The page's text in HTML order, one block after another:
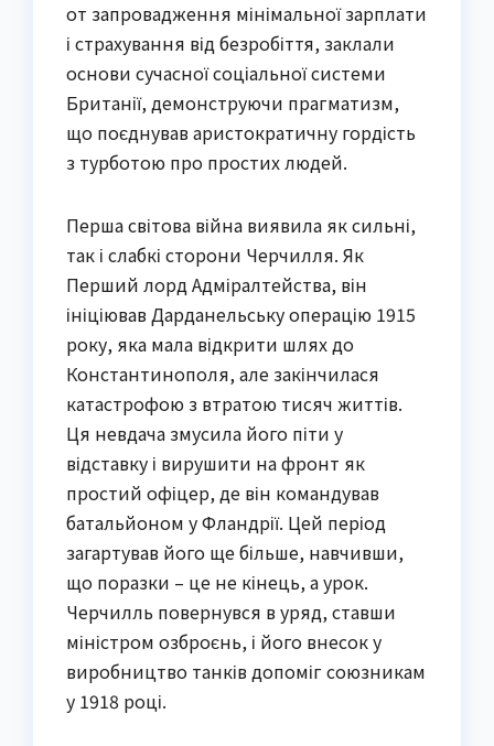
от запровадження мінімальної зарплати
і страхування від безробіття, заклали
основи сучасної соціальної системи
Британії, демонструючи прагматизм,
що поєднував аристократичну гордість
з турботою про простих людей.
Перша світова війна виявила як сильні,
так і слабкі сторони Черчилля. Як
Перший лорд Адміралтейства, він
ініціював Дарданельську операцію 1915
року, яка мала відкрити шлях до
Константинополя, але закінчилася
катастрофою з втратою тисяч життів.
Ця невдача змусила його піти у
відставку і вирушити на фронт як
простий офіцер, де він командував
батальйоном у Фландрії. Цей період
загартував його ще більше, навчивши,
що поразки – це не кінець, а урок.
Черчилль повернувся в уряд, ставши
міністром озброєнь, і його внесок у
виробництво танків допоміг союзникам
у 1918 році.